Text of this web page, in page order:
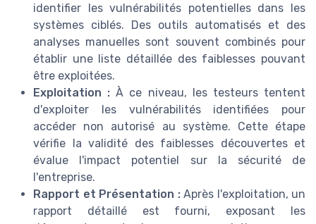
identifier les vulnérabilités potentielles dans les
systèmes ciblés. Des outils automatisés et des
analyses manuelles sont souvent combinés pour
établir une liste détaillée des faiblesses pouvant
être exploitées.
Exploitation : À ce niveau, les testeurs tentent
d'exploiter les vulnérabilités identifiées pour
accéder non autorisé au système. Cette étape
vérifie la validité des faiblesses découvertes et
évalue l'impact potentiel sur la sécurité de
l'entreprise.
Rapport et Présentation :Après l'exploitation, un
rapport détaillé est fourni, exposant les